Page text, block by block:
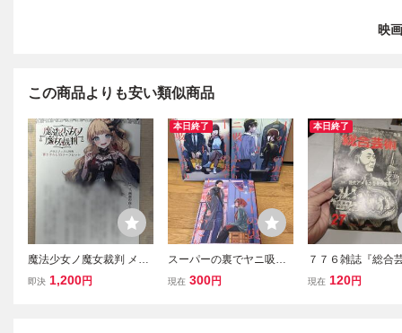
映
この商品よりも安い類似商品
魔法少女ノ魔女裁判 メロ
ンブックス限定 書き下ろ
即決 1,200円
本日終了
スーパーの裏でヤニ吸う
ふたり☆1巻～3巻☆地主
現在 300円
本日終了
７７６雑誌『総合
昭和４２・８ 特
現在 120円